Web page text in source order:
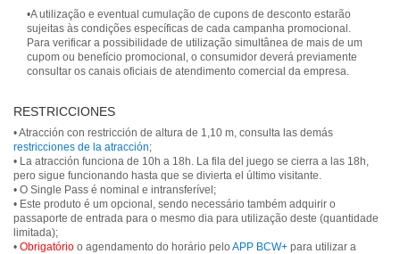
•A utilização e eventual cumulação de cupons de desconto estarão
sujeitas às condições específicas de cada campanha promocional.
Para verificar a possibilidade de utilização simultânea de mais de um
cupom ou benefício promocional, o consumidor deverá previamente
consultar os canais oficiais de atendimento comercial da empresa.
RESTRICCIONES
• Atracción con restricción de altura de 1,10 m, consulta las demás
restricciones de la atracción;
• La atracción funciona de 10h a 18h. La fila del juego se cierra a las 18h,
pero sigue funcionando hasta que se divierta el último visitante.
• O Single Pass é nominal e intransferível;
• Este produto é um opcional, sendo necessário também adquirir o
passaporte de entrada para o mesmo dia para utilização deste (quantidade
limitada);
• Obrigatório o agendamento do horário pelo APP BCW+ para utilizar a